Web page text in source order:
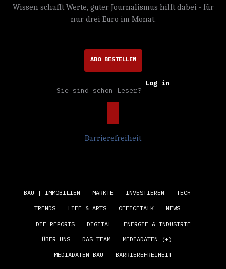
Wissen schafft Werte, guter Journalismus hilft dabei - für
nur drei Euro im Monat.
ABO BESTELLEN
Sie sind schon Leser?
Log in
Barrierefreiheit
BAU | IMMOBILIEN MÄRKTE INVESTIEREN TECH
TRENDS LIFE & ARTS OFFICETALK NEWS
DIE REPORTS DIGITAL ENERGIE & INDUSTRIE
ÜBER UNS DAS TEAM MEDIADATEN (+)
MEDIADATEN BAU BARRIEREFREIHEIT